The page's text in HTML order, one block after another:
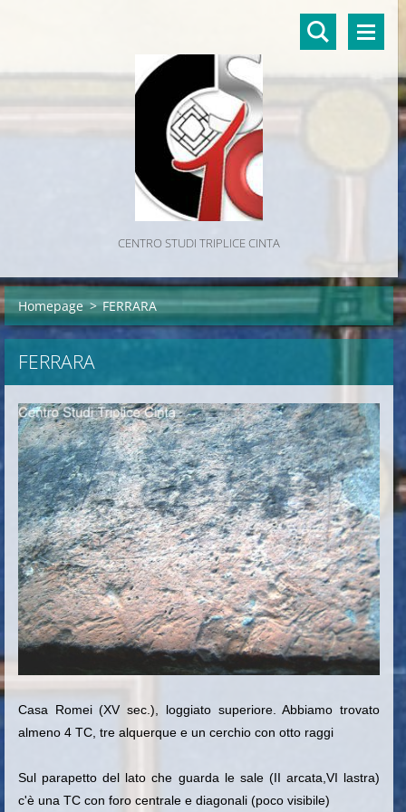
CENTRO STUDI TRIPLICE CINTA
Homepage > FERRARA
FERRARA
Casa Romei (XV sec.), loggiato superiore. Abbiamo trovato
almeno 4 TC, tre alquerque e un cerchio con otto raggi
Sul parapetto del lato che guarda le sale (II arcata,VI lastra)
c'è una TC con foro centrale e diagonali (poco visibile)